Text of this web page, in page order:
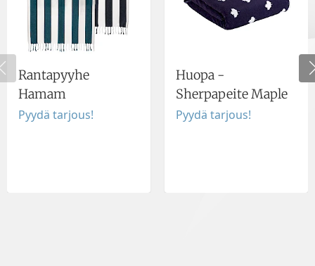
Rantapyyhe
Hamam
Pyydä tarjous!
Huopa -
Sherpapeite Maple
Pyydä tarjous!